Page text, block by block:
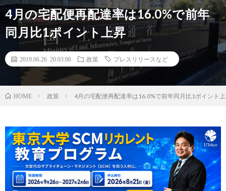
4月の宅配便再配達率は16.0%で前年
同月比1ポイント上昇
2019.06.26 20:03:06 政策 プレスリリースなど
HOME 政策 4月の宅配便再配達率は16.0%で前年同月比1ポイント